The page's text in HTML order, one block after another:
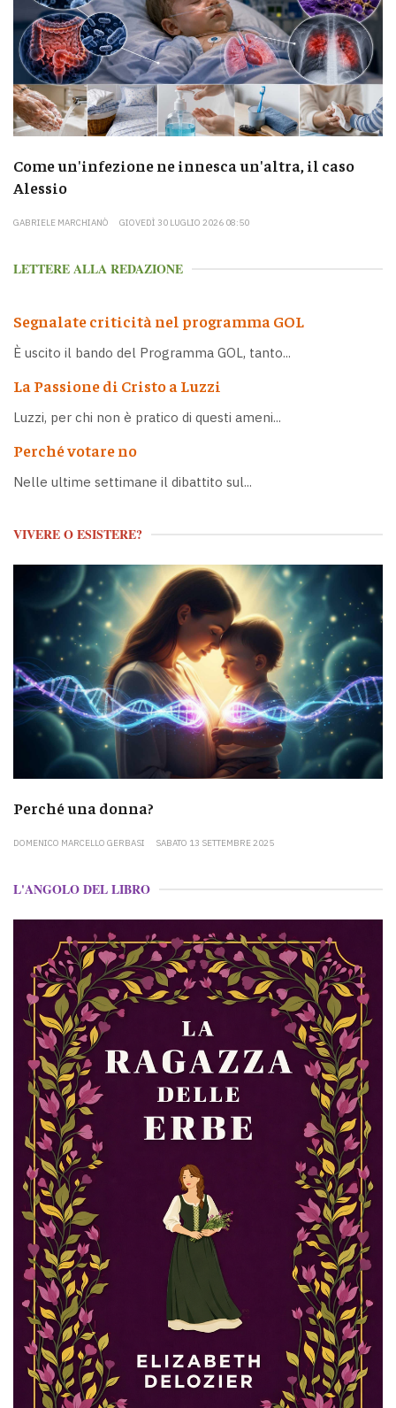
Come un'infezione ne innesca un'altra, il caso
Alessio
GABRIELE MARCHIANÒ GIOVEDÌ 30 LUGLIO 2026 08:50
LETTERE ALLA REDAZIONE
Segnalate criticità nel programma GOL
È uscito il bando del Programma GOL, tanto...
La Passione di Cristo a Luzzi
Luzzi, per chi non è pratico di questi ameni...
Perché votare no
Nelle ultime settimane il dibattito sul...
VIVERE O ESISTERE?
Perché una donna?
DOMENICO MARCELLO GERBASI SABATO 13 SETTEMBRE 2025
L'ANGOLO DEL LIBRO